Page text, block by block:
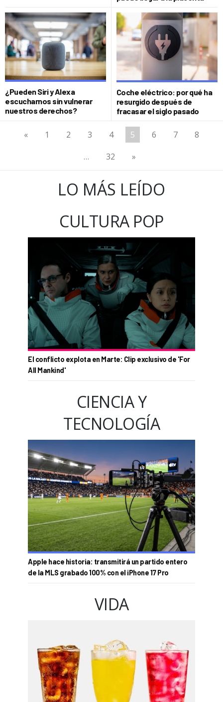
¿Pueden Siri y Alexa
escucharnos sin vulnerar
nuestros derechos?
Coche eléctrico: por qué ha
resurgido después de
fracasar el siglo pasado
« 1 2 3 4 5 6 7
8
…
32 »
LO MÁS LEÍDO
CULTURA POP
El conflicto explota en Marte: Clip exclusivo de 'For
All Mankind'
CIENCIA Y
TECNOLOGÍA
Apple hace historia: transmitirá un partido entero
de la MLS grabado 100% con el iPhone 17 Pro
VIDA